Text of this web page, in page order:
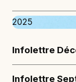
2025
Infolettre
Infolettre